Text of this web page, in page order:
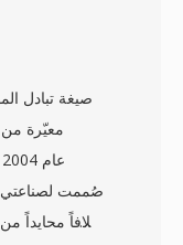
معيّرة